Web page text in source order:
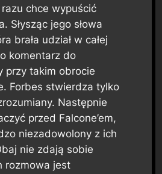
chce wypuścić
Słysząc jego słowa
brała udział w całej
komentarz do
przy takim obrocie
Forbes stwierdza tylko
Następnie
przed Falcone’em,
niezadowolony z ich
nie zdają sobie
rozmowa jest